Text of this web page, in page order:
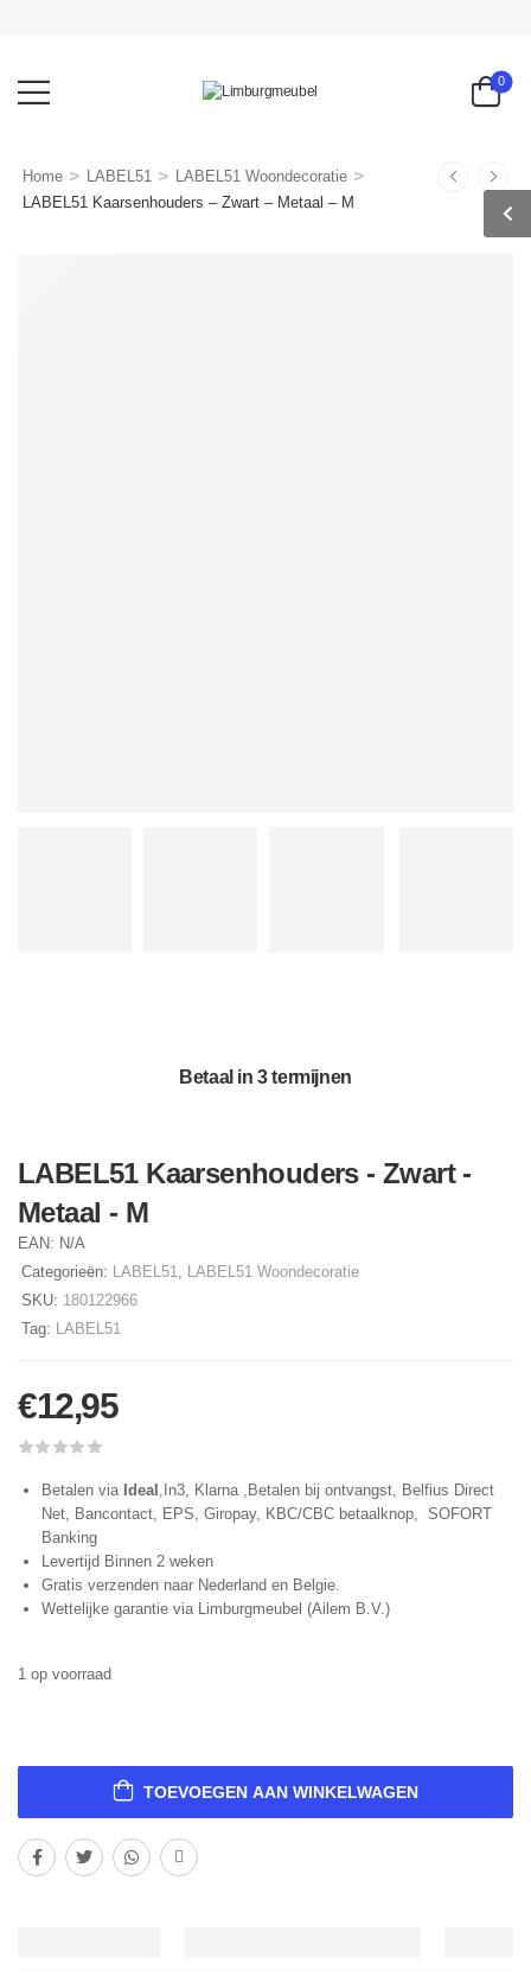
0
Home > LABEL51 > LABEL51 Woondecoratie >
LABEL51 Kaarsenhouders – Zwart – Metaal – M
Betaal in 3 termijnen
LABEL51 Kaarsenhouders - Zwart -
Metaal - M
EAN: N/A
Categorieën: LABEL51, LABEL51 Woondecoratie
SKU: 180122966
Tag: LABEL51
€12,95
Betalen via Ideal ,In3, Klarna ,Betalen bij ontvangst, Belfius Direct
Net, Bancontact, EPS, Giropay, KBC/CBC betaalknop, SOFORT
Banking
Levertijd Binnen 2 weken
Gratis verzenden naar Nederland en Belgie.
Wettelijke garantie via Limburgmeubel (Ailem B.V.)
1 op voorraad
TOEVOEGEN AAN WINKELWAGEN